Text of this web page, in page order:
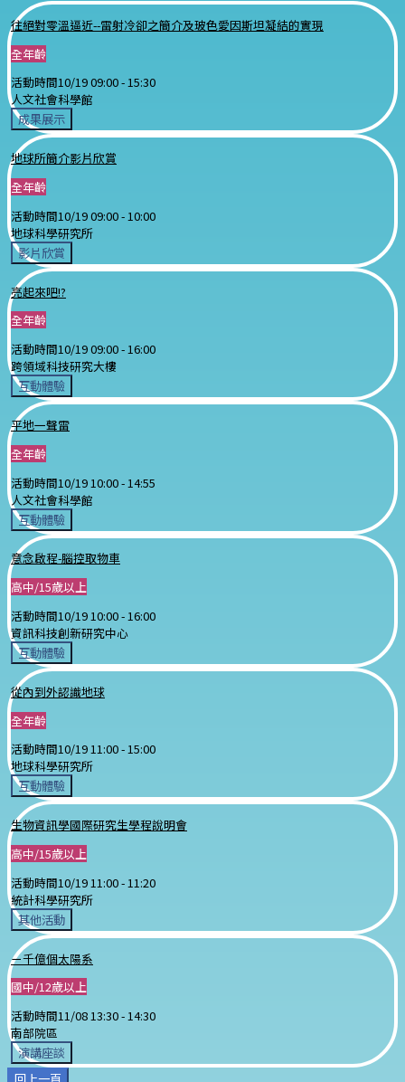
往絕對零溫逼近--雷射冷卻之簡介及玻色愛因斯坦凝結的實現
全年齡
活動時間10/19 09:00 -15:30
人文社會科學館
成果展示
地球所簡介影片欣賞
全年齡
活動時間10/19 09:00 - 10:00
地球科學研究所
影片欣賞
亮起來吧!?
全年齡
活動時間10/19 09:00 -16:00
跨領域科技研究大樓
互動體驗
平地一聲雷
全年齡
活動時間10/19 10:00 - 14:55
人文社會科學館
互動體驗
意念啟程-腦控取物車
高中/15歲以上
活動時間10/19 10:00 -16:00
資訊科技創新研究中心
互動體驗
從內到外認識地球
全年齡
活動時間10/19 11:00 -15:00
地球科學研究所
互動體驗
生物資訊學國際研究生學程說明會
高中/15歲以上
活動時間10/19 11:00 - 11:20
統計科學研究所
其他活動
ㄧ千億個太陽系
國中/12歲以上
活動時間11/08 13:30 -14:30
南部院區
演講座談